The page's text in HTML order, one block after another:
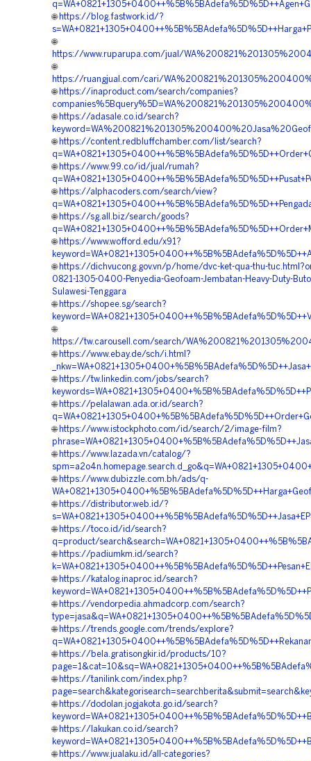
🌐 https://blog.fastwork.id/?
🌐
https://www.ruparupa.com/jual/
🌐
https://ruangjual.com/cari/
🌐 https://inaproduct.com/search/companies?
🌐 https://adasale.co.id/search?
🌐 https://content.redbluffchamber.com/list/search?
🌐 https://www.99.co/id/jual/rumah?
🌐 https://alphacoders.com/search/view?
🌐 https://sg.all.biz/search/goods?
🌐 https://www.wofford.edu/x91?
🌐 https://dichvucong.gov.vn/p/home/dvc-ket-qua-thu-
0821-1305-0400-Penyedia-Geofoam-Jembatan-Heavy-Duty-
Sulawesi-Tenggara
🌐 https://shopee.sg/search?
🌐
https://tw.carousell.com/search/
🌐 https://www.ebay.de/sch/i.html?
🌐 https://tw.linkedin.com/jobs/search?
🌐 https://pelalawan.ada.or.id/search?
🌐 https://www.istockphoto.com/id/search/2/image-film?
🌐 https://www.lazada.vn/catalog/?
🌐 https://www.dubizzle.com.bh/ads/q-
🌐 https://distributor.web.id/?
🌐 https://toco.id/id/search?
q=product/
🌐 https://padiumkm.id/search?
🌐 https://katalog.inaproc.id/search?
🌐 https://vendorpedia.ahmadcorp.com/search?
🌐 https://trends.google.com/trends/explore?
🌐 https://bela.gratisongkir.id/products/10?
🌐 https://tanilink.com/index.php?
🌐 https://dodolan.jogjakota.go.id/search?
🌐 https://lakukan.co.id/search?
🌐 https://www.jualaku.id/all-categories?